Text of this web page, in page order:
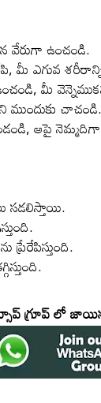
వేరుగా ఉంచండి.
మీ ఎగువ
మీ
చాచండి.
ఆపై నెమ్మదిగా
సడలిస్తాయి.
ప్రేరేపిస్తుంది.
గ్రూప్ లో జాయిన